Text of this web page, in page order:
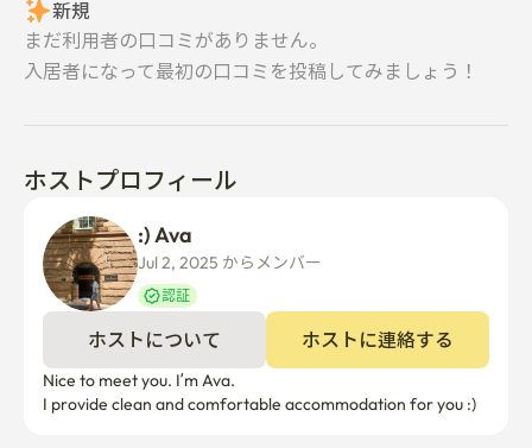
新規
まだ利用者の口コミがありません。
入居者になって最初の口コミを投稿してみましょう！
ホストプロフィール
:) Ava
Jul 2, 2025 からメンバー
認証
ホストについて ホストに連絡する
Nice to meet you. I’m Ava.
I provide clean and comfortable accommodation for you :)